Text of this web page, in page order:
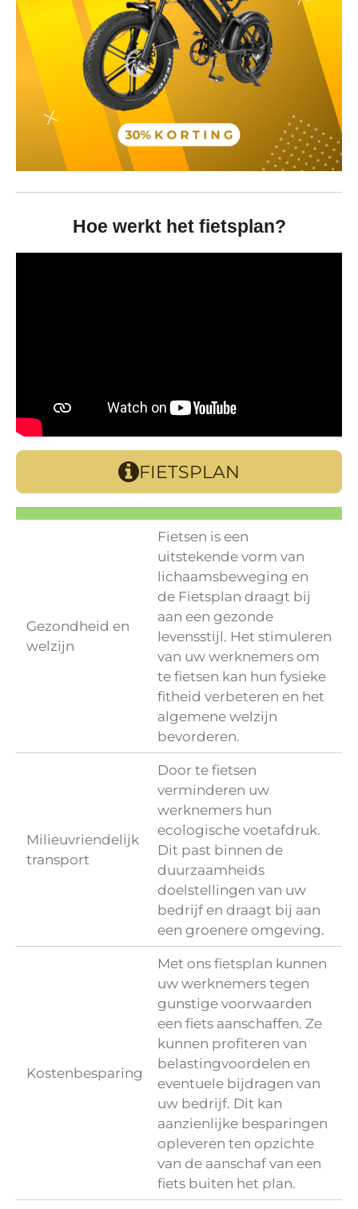
Hoe werkt het fietsplan?
FIETSPLAN
Gezondheid en
welzijn
Fietsen is een
uitstekende vorm van
lichaamsbeweging en
de Fietsplan draagt bij
aan een gezonde
levensstijl. Het stimuleren
van uw werknemers om
te fietsen kan hun fysieke
fitheid verbeteren en het
algemene welzijn
bevorderen.
Milieuvriendelijk
transport
Door te fietsen
verminderen uw
werknemers hun
ecologische voetafdruk.
Dit past binnen de
duurzaamheids
doelstellingen van uw
bedrijf en draagt bij aan
een groenere omgeving.
Kostenbesparing
Met ons fietsplan kunnen
uw werknemers tegen
gunstige voorwaarden
een fiets aanschaffen. Ze
kunnen profiteren van
belastingvoordelen en
eventuele bijdragen van
uw bedrijf. Dit kan
aanzienlijke besparingen
opleveren ten opzichte
van de aanschaf van een
fiets buiten het plan.